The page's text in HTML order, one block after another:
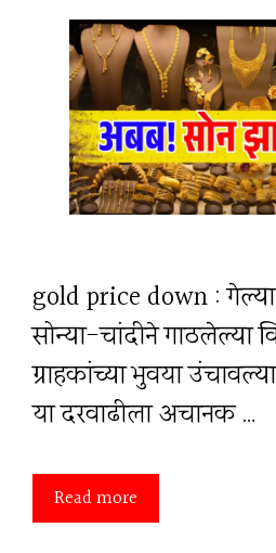
gold price down : गेल्या
सोन्या-चांदीने गाठलेल्या
ग्राहकांच्या भुवया
या दरवाढीला अचानक …
Read more